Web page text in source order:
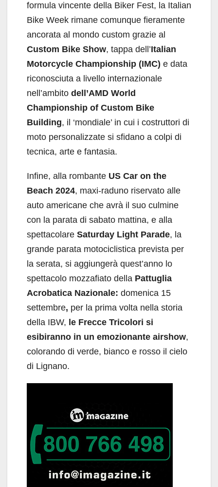
formula vincente della Biker Fest, la Italian
Bike Week rimane comunque fieramente
ancorata al mondo custom grazie al
Custom Bike Show, tappa dell’Italian
Motorcycle Championship (IMC) e data
riconosciuta a livello internazionale
nell’ambito dell’AMD World
Championship of Custom Bike
Building, il ‘mondiale’ in cui i costruttori di
moto personalizzate si sfidano a colpi di
tecnica, arte e fantasia.
Infine, alla rombante US Car on the
Beach 2024, maxi-raduno riservato alle
auto americane che avrà il suo culmine
con la parata di sabato mattina, e alla
spettacolare Saturday Light Parade, la
grande parata motociclistica prevista per
la serata, si aggiungerà quest’anno lo
spettacolo mozzafiato della Pattuglia
Acrobatica Nazionale: domenica 15
settembre, per la prima volta nella storia
della IBW, le Frecce Tricolori si
esibiranno in un emozionante airshow,
colorando di verde, bianco e rosso il cielo
di Lignano.